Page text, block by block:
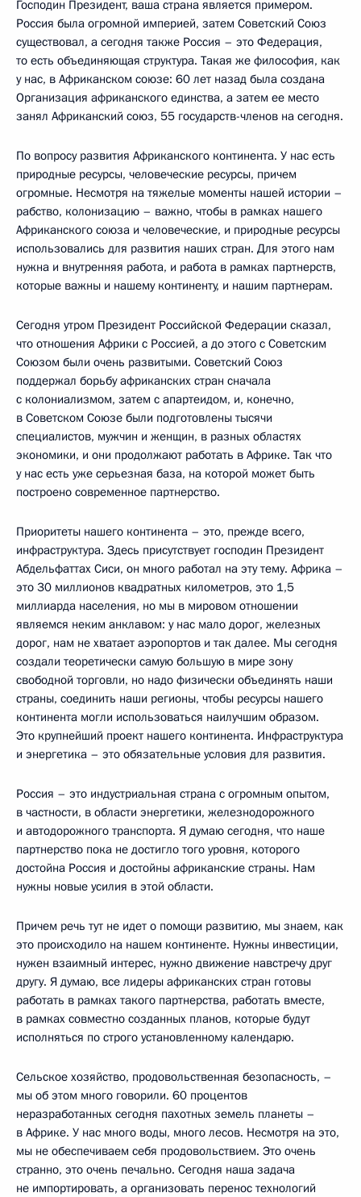
Господин Президент, ваша страна является примером.
Россия была огромной империей, затем Советский Союз
существовал, а сегодня также Россия – это Федерация,
то есть объединяющая структура. Такая же философия, как
у нас, в Африканском союзе: 60 лет назад была создана
Организация африканского единства, а затем ее место
занял Африканский союз, 55 государств-членов на сегодня.
По вопросу развития Африканского континента. У нас есть
природные ресурсы, человеческие ресурсы, причем
огромные. Несмотря на тяжелые моменты нашей истории –
рабство, колонизацию – важно, чтобы в рамках нашего
Африканского союза и человеческие, и природные ресурсы
использовались для развития наших стран. Для этого нам
нужна и внутренняя работа, и работа в рамках партнерств,
которые важны и нашему континенту, и нашим партнерам.
Сегодня утром Президент Российской Федерации сказал,
что отношения Африки с Россией, а до этого с Советским
Союзом были очень развитыми. Советский Союз
поддержал борьбу африканских стран сначала
с колониализмом, затем с апартеидом, и, конечно,
в Советском Союзе были подготовлены тысячи
специалистов, мужчин и женщин, в разных областях
экономики, и они продолжают работать в Африке. Так что
у нас есть уже серьезная база, на которой может быть
построено современное партнерство.
Приоритеты нашего континента – это, прежде всего,
инфраструктура. Здесь присутствует господин Президент
Абдельфаттах Сиси, он много работал на эту тему. Африка –
это 30 миллионов квадратных километров, это 1,5
миллиарда населения, но мы в мировом отношении
являемся неким анклавом: у нас мало дорог, железных
дорог, нам не хватает аэропортов и так далее. Мы сегодня
создали теоретически самую большую в мире зону
свободной торговли, но надо физически объединять наши
страны, соединить наши регионы, чтобы ресурсы нашего
континента могли использоваться наилучшим образом.
Это крупнейший проект нашего континента. Инфраструктура
и энергетика – это обязательные условия для развития.
Россия – это индустриальная страна с огромным опытом,
в частности, в области энергетики, железнодорожного
и автодорожного транспорта. Я думаю сегодня, что наше
партнерство пока не достигло того уровня, которого
достойна Россия и достойны африканские страны. Нам
нужны новые усилия в этой области.
Причем речь тут не идет о помощи развитию, мы знаем, как
это происходило на нашем континенте. Нужны инвестиции,
нужен взаимный интерес, нужно движение навстречу друг
другу. Я думаю, все лидеры африканских стран готовы
работать в рамках такого партнерства, работать вместе,
в рамках совместно созданных планов, которые будут
исполняться по строго установленному календарю.
Сельское хозяйство, продовольственная безопасность, –
мы об этом много говорили. 60 процентов
неразработанных сегодня пахотных земель планеты –
в Африке. У нас много воды, много лесов. Несмотря на это,
мы не обеспечиваем себя продовольствием. Это очень
странно, это очень печально. Сегодня наша задача
не импортировать, а организовать перенос технологий